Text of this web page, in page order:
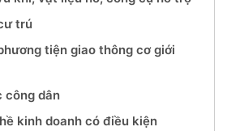
trú
tiện giao thông cơ giới
công dân
kinh doanh có điều kiện